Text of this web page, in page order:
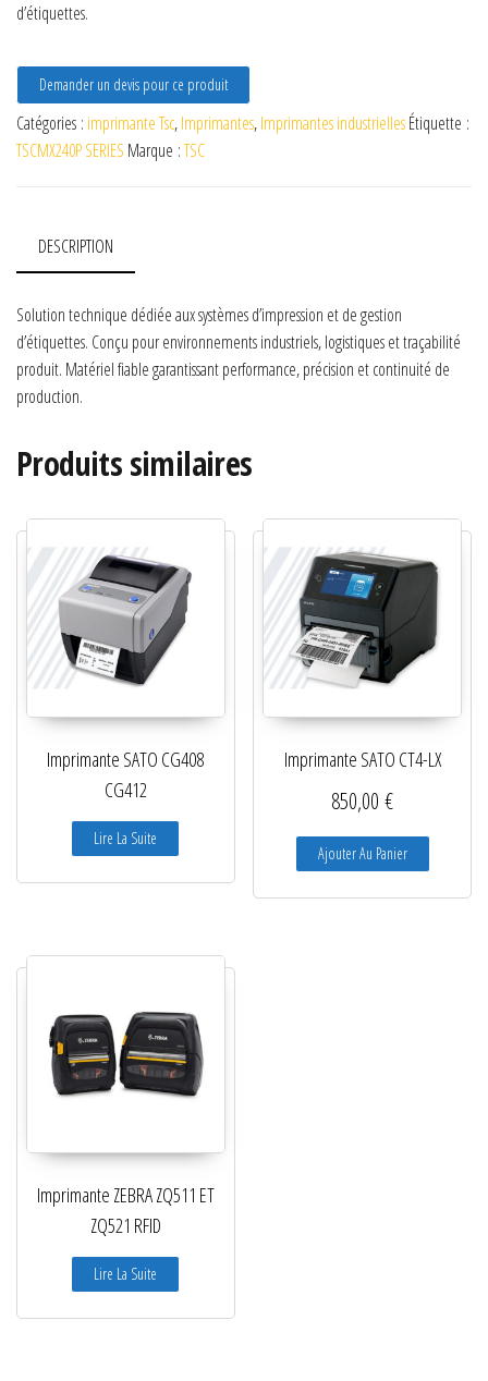
d’étiquettes.
Demander un devis pour ce produit
Catégories : imprimante Tsc,Imprimantes,Imprimantes industriellesÉtiquette :
TSCMX240P SERIES Marque :TSC
DESCRIPTION
Solution technique dédiée aux systèmes d’impression et de gestion
d’étiquettes. Conçu pour environnements industriels, logistiques et traçabilité
produit. Matériel fiable garantissant performance, précision et continuité de
production.
Produits similaires
Imprimante SATO CG408
CG412
Lire La Suite
Imprimante SATO CT4-LX
850,00€
Ajouter Au Panier
Imprimante ZEBRA ZQ511 ET
ZQ521 RFID
Lire La Suite